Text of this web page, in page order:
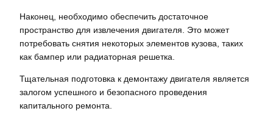
Наконец, необходимо обеспечить достаточное
пространство для извлечения двигателя. Это может
потребовать снятия некоторых элементов кузова, таких
как бампер или радиаторная решетка.
Тщательная подготовка к демонтажу двигателя является
залогом успешного и безопасного проведения
капитального ремонта.